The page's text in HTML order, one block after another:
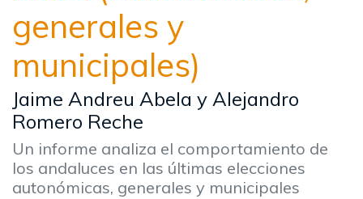
generales y
municipales)
Jaime Andreu Abela y Alejandro
Romero Reche
Un informe analiza el comportamiento de
los andaluces en las últimas elecciones
autonómicas, generales y municipales